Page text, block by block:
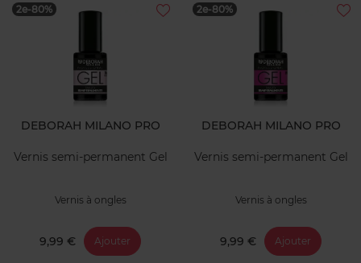
2e-80%
DEBORAH MILANO PRO
Vernis semi-permanent Gel
Vernis à ongles
9,99 € Ajouter
2e-80%
DEBORAH MILANO PRO
Vernis semi-permanent Gel
Vernis à ongles
9,99 € Ajouter